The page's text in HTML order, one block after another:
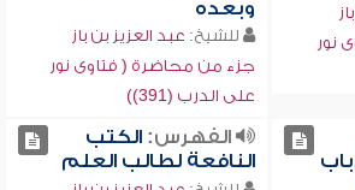
نور
وبعده
للشيخ: عبد العزيز بن باز
جزء من محاضرة ( فتاوى نور
على الدرب (391))
الفهرس:الكتب
النافعة لطالب العلم